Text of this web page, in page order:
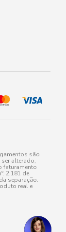
são
alterado,
faturamento
2.181 de
separação.
real e